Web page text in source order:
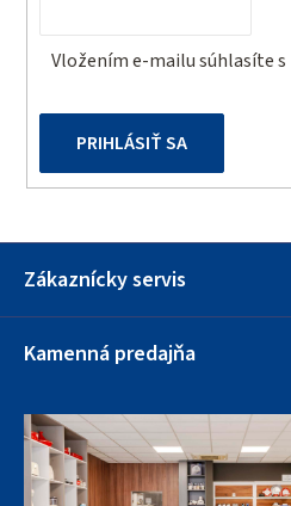
Vložením e-mailu súhlasíte s
PRIHLÁSIŤ SA
Zákaznícky servis
Kamenná predajňa